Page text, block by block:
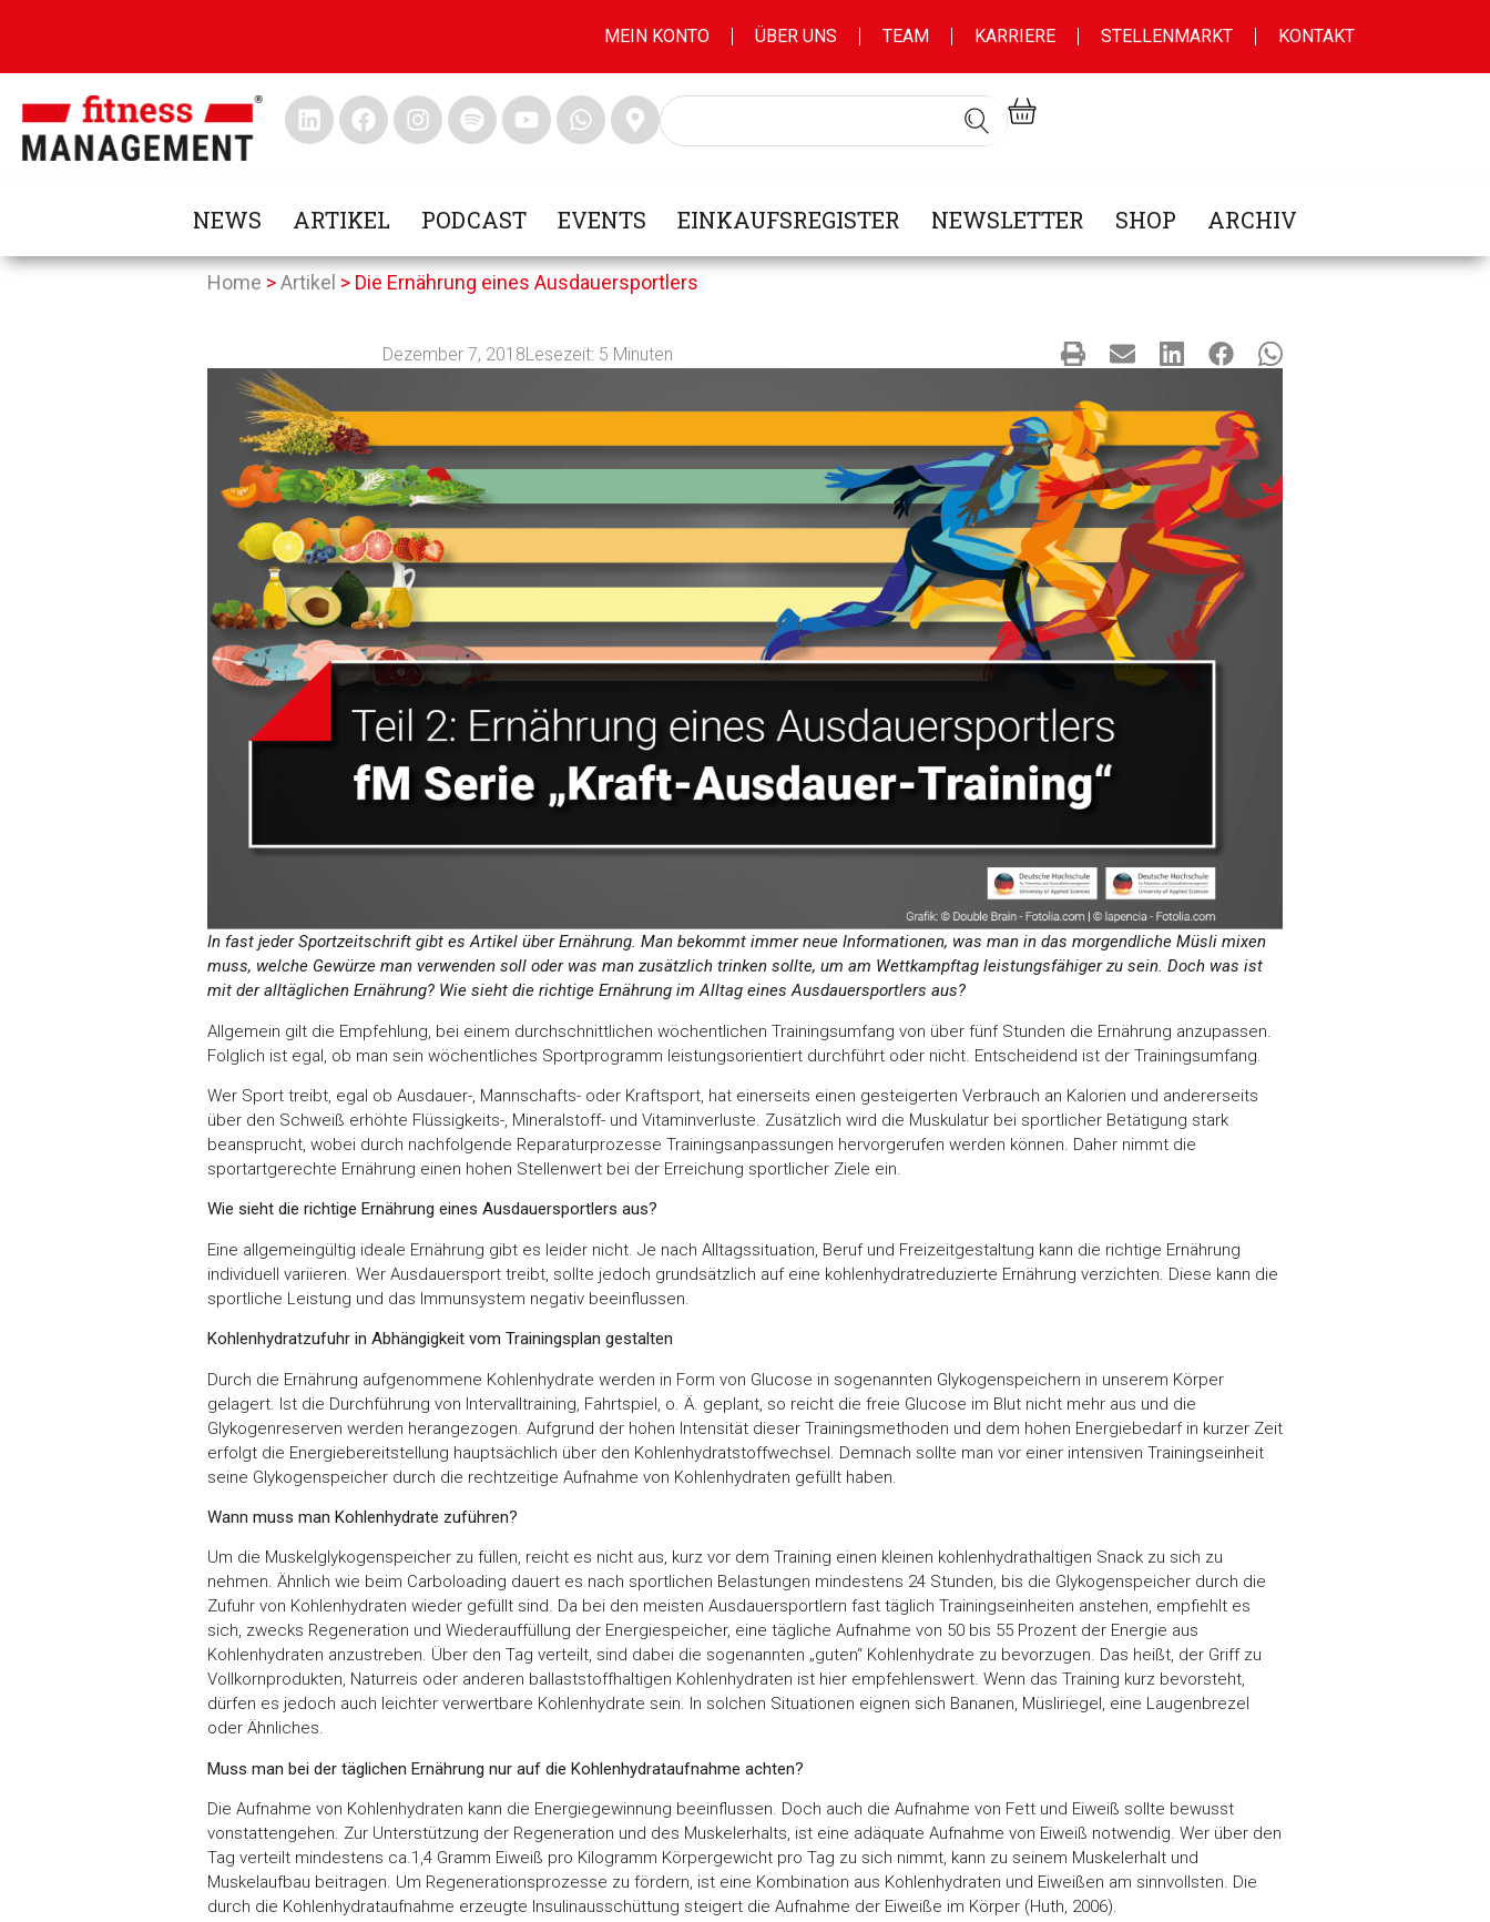
MEIN KONTO ÜBER UNS TEAM KARRIERE STELLENMARKT KONTAKT
NEWS ARTIKEL PODCAST EVENTS EINKAUFSREGISTER NEWSLETTER SHOP ARCHIV
Home >Artikel > Die Ernährung eines Ausdauersportlers
Dezember 7, 2018Lesezeit: 5 Minuten
In fast jeder Sportzeitschrift gibt es Artikel über Ernährung. Man bekommt immer neue Informationen, was man in das morgendliche Müsli mixen
muss, welche Gewürze man verwenden soll oder was man zusätzlich trinken sollte, um am Wettkampftag leistungsfähiger zu sein. Doch was ist
mit der alltäglichen Ernährung? Wie sieht die richtige Ernährung im Alltag eines Ausdauersportlers aus?
Allgemein gilt die Empfehlung, bei einem durchschnittlichen wöchentlichen Trainingsumfang von über fünf Stunden die Ernährung anzupassen.
Folglich ist egal, ob man sein wöchentliches Sportprogramm leistungsorientiert durchführt oder nicht. Entscheidend ist der Trainingsumfang.
Wer Sport treibt, egal ob Ausdauer-, Mannschafts- oder Kraftsport, hat einerseits einen gesteigerten Verbrauch an Kalorien und andererseits
über den Schweiß erhöhte Flüssigkeits-, Mineralstoff- und Vitaminverluste. Zusätzlich wird die Muskulatur bei sportlicher Betätigung stark
beansprucht, wobei durch nachfolgende Reparaturprozesse Trainingsanpassungen hervorgerufen werden können. Daher nimmt die
sportartgerechte Ernährung einen hohen Stellenwert bei der Erreichung sportlicher Ziele ein.
Wie sieht die richtige Ernährung eines Ausdauersportlers aus?
Eine allgemeingültig ideale Ernährung gibt es leider nicht. Je nach Alltagssituation, Beruf und Freizeitgestaltung kann die richtige Ernährung
individuell variieren. Wer Ausdauersport treibt, sollte jedoch grundsätzlich auf eine kohlenhydratreduzierte Ernährung verzichten. Diese kann die
sportliche Leistung und das Immunsystem negativ beeinflussen.
Kohlenhydratzufuhr in Abhängigkeit vom Trainingsplan gestalten
Durch die Ernährung aufgenommene Kohlenhydrate werden in Form von Glucose in sogenannten Glykogenspeichern in unserem Körper
gelagert. Ist die Durchführung von Intervalltraining, Fahrtspiel, o. Ä. geplant, so reicht die freie Glucose im Blut nicht mehr aus und die
Glykogenreserven werden herangezogen. Aufgrund der hohen Intensität dieser Trainingsmethoden und dem hohen Energiebedarf in kurzer Zeit
erfolgt die Energiebereitstellung hauptsächlich über den Kohlenhydratstoffwechsel. Demnach sollte man vor einer intensiven Trainingseinheit
seine Glykogenspeicher durch die rechtzeitige Aufnahme von Kohlenhydraten gefüllt haben.
Wann muss man Kohlenhydrate zuführen?
Um die Muskelglykogenspeicher zu füllen, reicht es nicht aus, kurz vor dem Training einen kleinen kohlenhydrathaltigen Snack zu sich zu
nehmen. Ähnlich wie beim Carboloading dauert es nach sportlichen Belastungen mindestens 24 Stunden, bis die Glykogenspeicher durch die
Zufuhr von Kohlenhydraten wieder gefüllt sind. Da bei den meisten Ausdauersportlern fast täglich Trainingseinheiten anstehen, empfiehlt es
sich, zwecks Regeneration und Wiederauffüllung der Energiespeicher, eine tägliche Aufnahme von 50 bis 55 Prozent der Energie aus
Kohlenhydraten anzustreben. Über den Tag verteilt, sind dabei die sogenannten „guten“ Kohlenhydrate zu bevorzugen. Das heißt, der Griff zu
Vollkornprodukten, Naturreis oder anderen ballaststoffhaltigen Kohlenhydraten ist hier empfehlenswert. Wenn das Training kurz bevorsteht,
dürfen es jedoch auch leichter verwertbare Kohlenhydrate sein. In solchen Situationen eignen sich Bananen, Müsliriegel, eine Laugenbrezel
oder Ähnliches.
Muss man bei der täglichen Ernährung nur auf die Kohlenhydrataufnahme achten?
Die Aufnahme von Kohlenhydraten kann die Energiegewinnung beeinflussen. Doch auch die Aufnahme von Fett und Eiweiß sollte bewusst
vonstattengehen. Zur Unterstützung der Regeneration und des Muskelerhalts, ist eine adäquate Aufnahme von Eiweiß notwendig. Wer über den
Tag verteilt mindestens ca.1,4 Gramm Eiweiß pro Kilogramm Körpergewicht pro Tag zu sich nimmt, kann zu seinem Muskelerhalt und
Muskelaufbau beitragen. Um Regenerationsprozesse zu fördern, ist eine Kombination aus Kohlenhydraten und Eiweißen am sinnvollsten. Die
durch die Kohlenhydrataufnahme erzeugte Insulinausschüttung steigert die Aufnahme der Eiweiße im Körper (Huth, 2006).